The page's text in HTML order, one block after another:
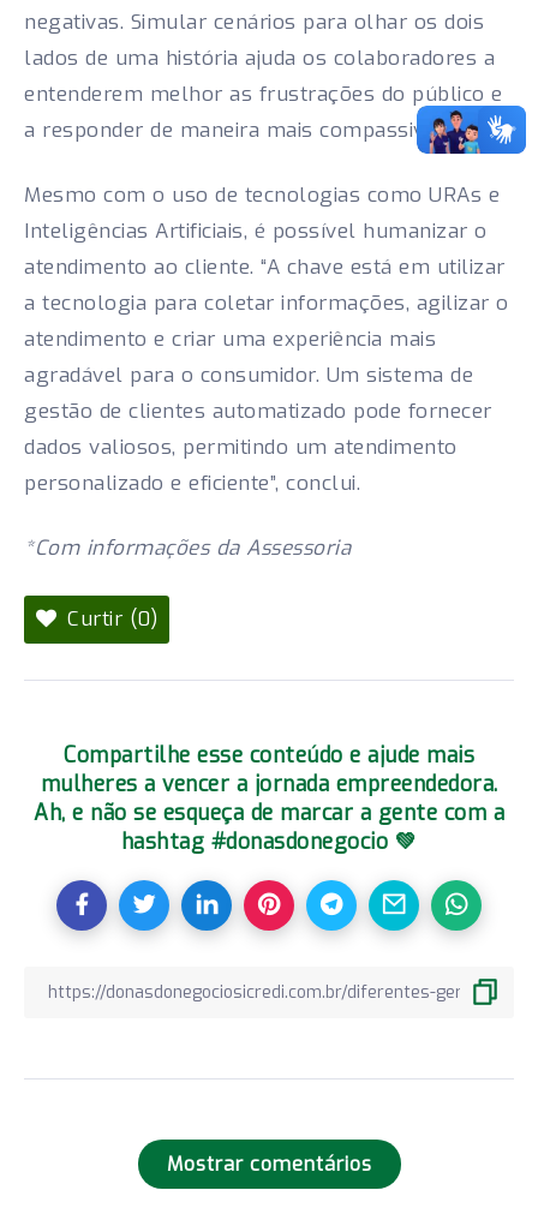
negativas. Simular cenários para olhar os dois
lados de uma história ajuda os colaboradores a
entenderem melhor as frustrações do público e
a responder de maneira mais compassiva.
Mesmo com o uso de tecnologias como URAs e
Inteligências Artificiais, é possível humanizar o
atendimento ao cliente. “A chave está em utilizar
a tecnologia para coletar informações, agilizar o
atendimento e criar uma experiência mais
agradável para o consumidor. Um sistema de
gestão de clientes automatizado pode fornecer
dados valiosos, permitindo um atendimento
personalizado e eficiente”, conclui.
*Com informações da Assessoria
Curtir (0)
Compartilhe esse conteúdo e ajude mais
mulheres a vencer a jornada empreendedora.
Ah, e não se esqueça de marcar a gente com a
hashtag #donasdonegocio 💚
Mostrar comentários